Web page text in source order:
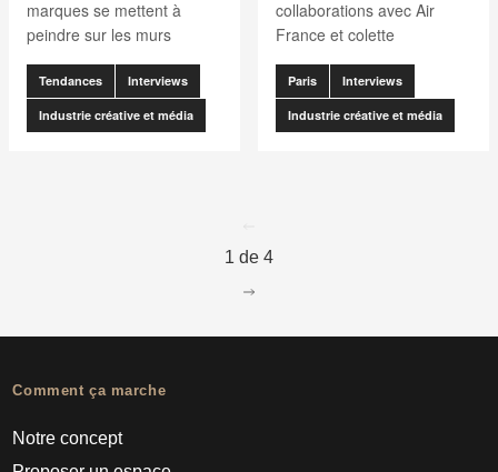
marques se mettent à
peindre sur les murs
Tendances Interviews
Industrie créative et média
collaborations avec Air
France et colette
Paris Interviews
Industrie créative et média
1 de 4
Comment ça marche
Notre concept